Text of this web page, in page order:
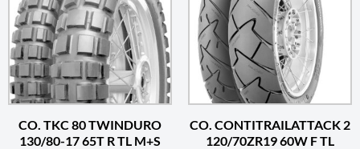
CO. TKC 80 TWINDURO
130/80-17 65T R TL M+S
CO. CONTITRAILATTACK 2
120/70ZR19 60W F TL